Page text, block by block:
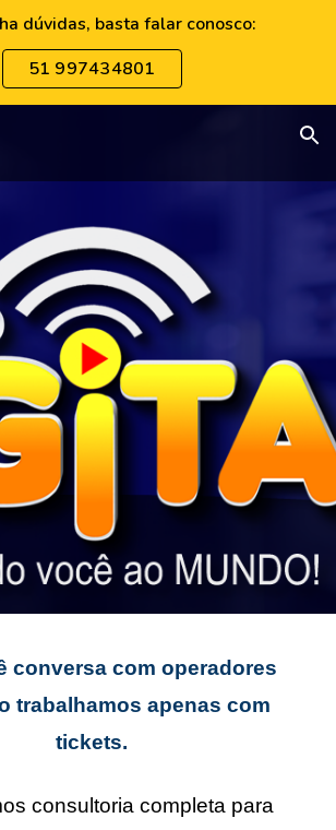
dúvidas, basta falar conosco:
51 997434801
conversa com operadores
trabalhamos apenas com
tickets.
consultoria completa para